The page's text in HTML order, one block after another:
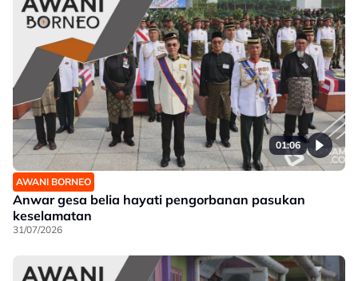
01:06
AWANI BORNEO
Anwar gesa belia hayati pengorbanan pasukan
keselamatan
31/07/2026